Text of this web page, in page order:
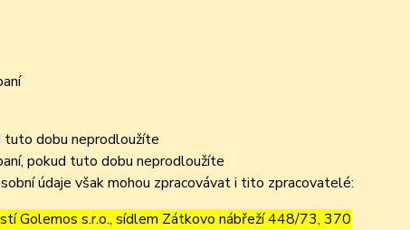
tuto dobu neprodloužíte
pokud tuto dobu neprodloužíte
údaje však mohou zpracovávat i tito zpracovatelé:
Golemos s.r.o., sídlem Zátkovo nábřeží 448/73, 370